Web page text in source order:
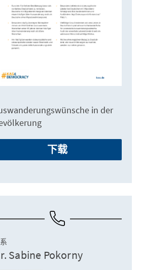
in der
下载
Sabine Pokorny